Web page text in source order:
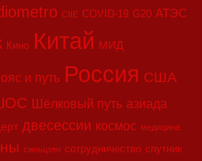
CIIE COVID-19 G20 АТЭС
Кино Китай МИД
и путь Россия США
Шёлковый путь азиада
двесессии космос медицина
синьцзян сотрудничество спутник